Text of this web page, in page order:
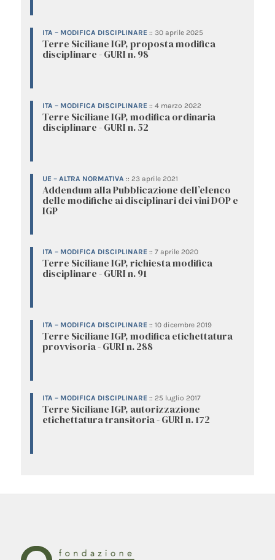
ITA – MODIFICA DISCIPLINARE :: 30 aprile 2025
Terre Siciliane IGP, proposta modifica
disciplinare - GURI n. 98
ITA – MODIFICA DISCIPLINARE :: 4 marzo 2022
Terre Siciliane IGP, modifica ordinaria
disciplinare - GURI n. 52
UE – ALTRA NORMATIVA :: 23 aprile 2021
Addendum alla Pubblicazione dell’elenco
delle modifiche ai disciplinari dei vini DOP e
IGP
ITA – MODIFICA DISCIPLINARE :: 7 aprile 2020
Terre Siciliane IGP, richiesta modifica
disciplinare - GURI n. 91
ITA – MODIFICA DISCIPLINARE :: 10 dicembre 2019
Terre Siciliane IGP, modifica etichettatura
provvisoria - GURI n. 288
ITA – MODIFICA DISCIPLINARE :: 25 luglio 2017
Terre Siciliane IGP, autorizzazione
etichettatura transitoria - GURI n. 172